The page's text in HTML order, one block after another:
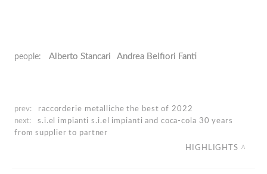
people: Alberto Stancari Andrea Belfiori Fanti
prev: raccorderie metalliche the best of 2022
next:
s.i.el impianti s.i.el impianti and coca-cola 30 years
from supplier to partner
HIGHLIGHTS